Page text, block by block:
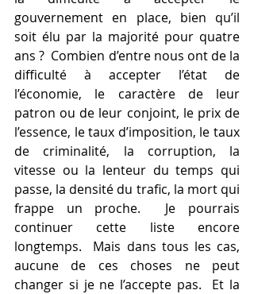
gouvernement en place, bien qu’il
soit élu par la majorité pour quatre
ans ?  Combien d’entre nous ont de la
difficulté à accepter l’état de
l’économie, le caractère de leur
patron ou de leur conjoint, le prix de
l’essence, le taux d’imposition, le taux
de criminalité, la corruption, la
vitesse ou la lenteur du temps qui
passe, la densité du trafic, la mort qui
frappe un proche.  Je pourrais
continuer cette liste encore
longtemps.  Mais dans tous les cas,
aucune de ces choses ne peut
changer si je ne l’accepte pas.  Et la